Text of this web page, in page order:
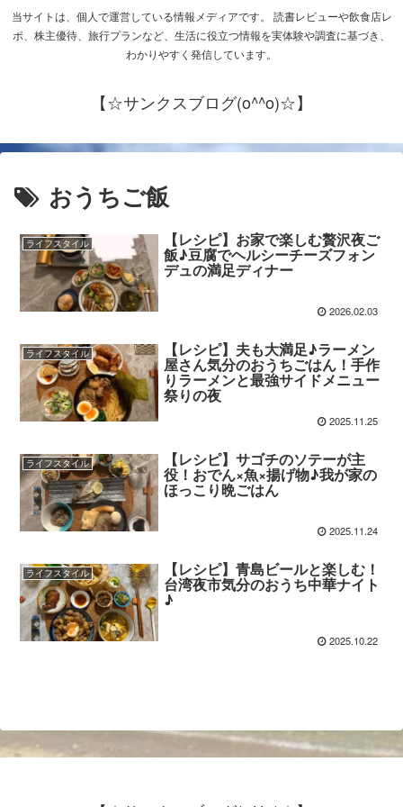
当サイトは、個人で運営している情報メディアです。 読書レビューや飲食店レ
ポ、株主優待、旅行プランなど、生活に役立つ情報を実体験や調査に基づき、
わかりやすく発信しています。
【☆サンクスブログ(o^^o)☆】
おうちご飯
ライフスタイル 【レシピ】お家で楽しむ贅沢夜ご
飯♪豆腐でヘルシーチーズフォン
デュの満足ディナー
2026.02.03
ライフスタイル 【レシピ】夫も大満足♪ラーメン
屋さん気分のおうちごはん！手作
りラーメンと最強サイドメニュー
祭りの夜
2025.11.25
ライフスタイル 【レシピ】サゴチのソテーが主
役！おでん×魚×揚げ物♪我が家の
ほっこり晩ごはん
2025.11.24
ライフスタイル 【レシピ】青島ビールと楽しむ！
台湾夜市気分のおうち中華ナイト
♪
2025.10.22